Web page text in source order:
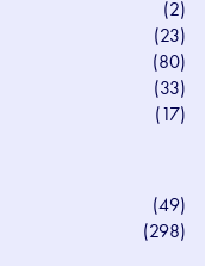
(2)
(23)
(80)
(33)
(17)
(49)
(298)